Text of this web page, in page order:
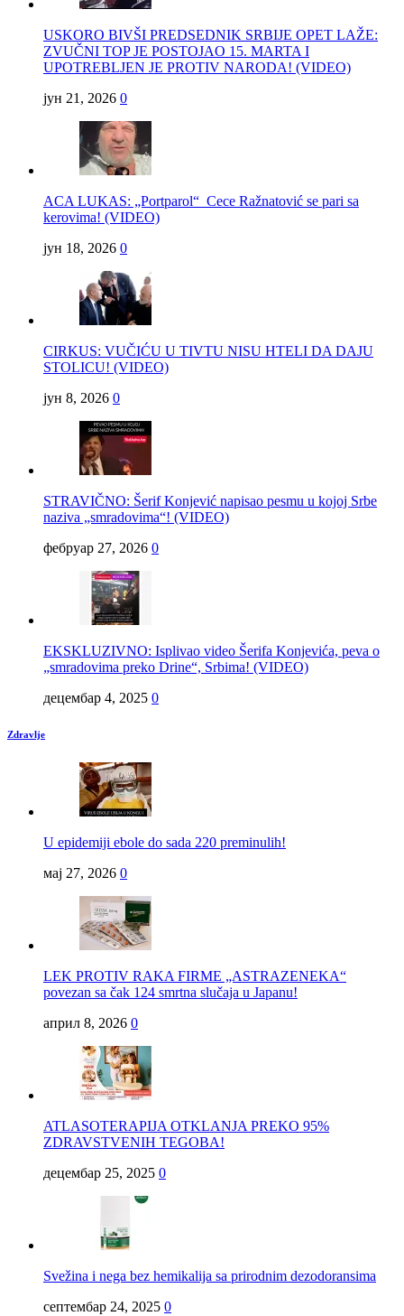
USKORO BIVŠI PREDSEDNIK SRBIJE OPET LAŽE:
ZVUČNI TOP JE POSTOJAO 15. MARTA I
UPOTREBLJEN JE PROTIV NARODA! (VIDEO)
јун 21, 2026 0
ACA LUKAS: „Portparol“ Cece Ražnatović se pari sa
kerovima! (VIDEO)
јун 18, 2026 0
CIRKUS: VUČIĆU U TIVTU NISU HTELI DA DAJU
STOLICU! (VIDEO)
јун 8, 2026 0
STRAVIČNO: Šerif Konjević napisao pesmu u kojoj Srbe
naziva „smradovima“! (VIDEO)
фебруар 27, 2026 0
EKSKLUZIVNO: Isplivao video Šerifa Konjevića, peva o
„smradovima preko Drine“, Srbima! (VIDEO)
децембар 4, 2025 0
Zdravlje
U epidemiji ebole do sada 220 preminulih!
мај 27, 2026 0
LEK PROTIV RAKA FIRME „ASTRAZENEKA“
povezan sa čak 124 smrtna slučaja u Japanu!
април 8, 2026 0
ATLASOTERAPIJA OTKLANJA PREKO 95%
ZDRAVSTVENIH TEGOBA!
децембар 25, 2025 0
Svežina i nega bez hemikalija sa prirodnim dezodoransima
септембар 24, 2025 0